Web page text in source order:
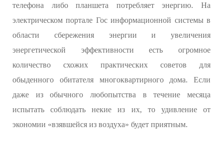
телефона либо планшета потребляет энергию. На
электрическом портале Гос информационной системы в
области сбережения энергии и увеличения
энергетической эффективности есть огромное
количество схожих практических советов для
обыденного обитателя многоквартирного дома. Если
даже из обычного любопытства в течение месяца
испытать соблюдать некие из их, то удивление от
экономии «взявшейся из воздуха» будет приятным.